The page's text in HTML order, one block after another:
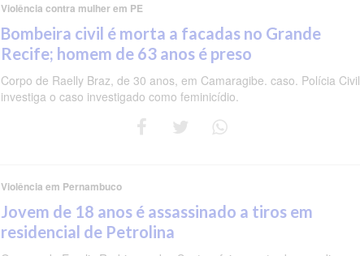
Violência contra mulher em PE
Bombeira civil é morta a facadas no Grande
Recife; homem de 63 anos é preso
Corpo de Raelly Braz, de 30 anos, em Camaragibe. caso. Polícia Civil
investiga o caso investigado como feminicídio.
Violência em Pernambuco
Jovem de 18 anos é assassinado a tiros em
residencial de Petrolina